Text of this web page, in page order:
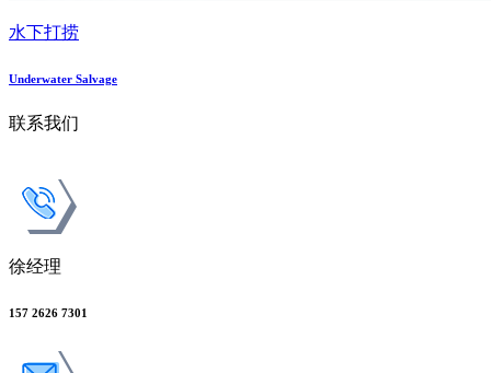
水下打捞
Underwater Salvage
联系我们
徐经理
157 2626 7301